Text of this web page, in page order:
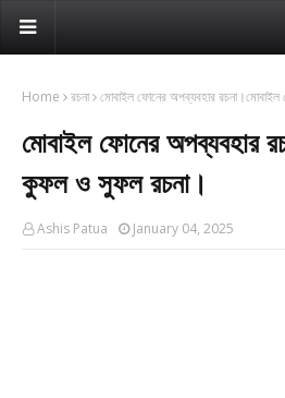
Home রচনা মোবাইল ফোনের অপব্যবহার
মোবাইল ফোনের অপব্যবহার
কুফল ও সুফল রচনা।
Ashis Patua January 04, 2025